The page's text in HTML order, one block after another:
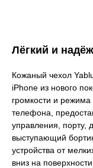
Лёгкий и
Кожаный чехол
iPhone из нового
громкости и режима
телефона,
управления,
выступающий
устройства от
вниз на